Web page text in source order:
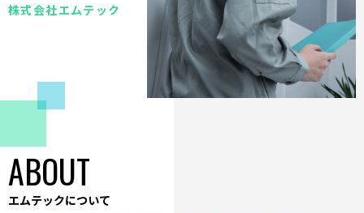
株式会社エムテック
ABOUT
エムテックについて